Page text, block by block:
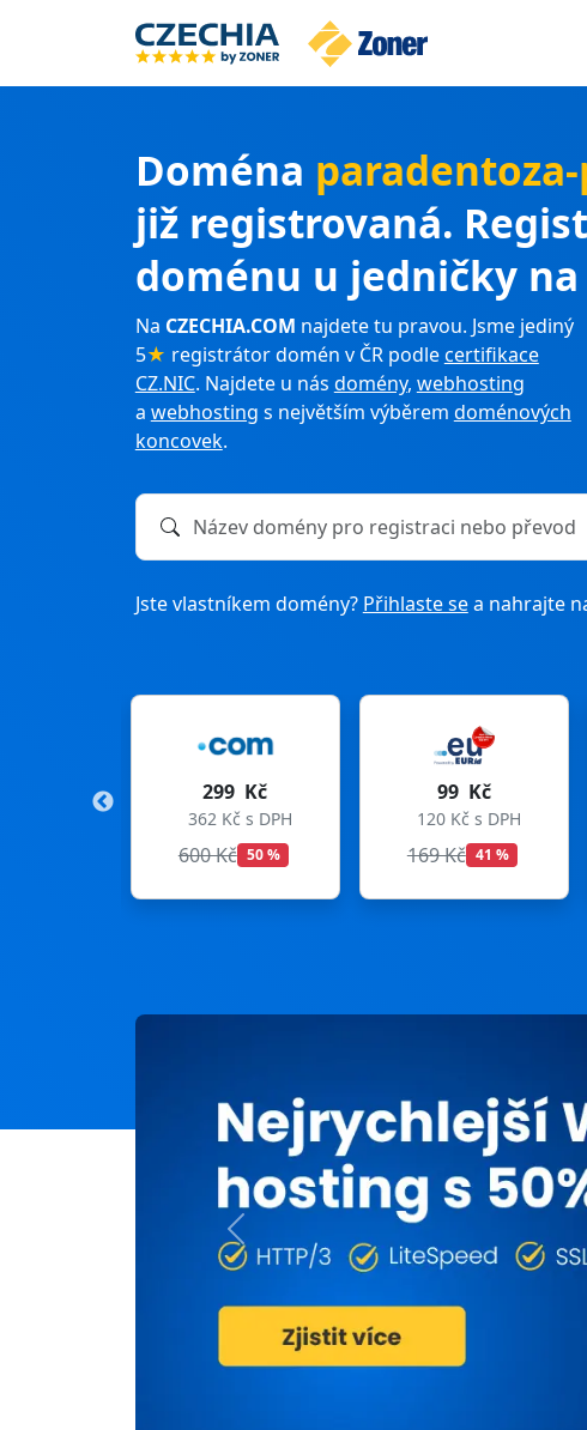
Doména
již registrovaná.
doménu u jedničky
Na CZECHIA.COM najdete tu pravou. Jsme jediný
5★ registrátor domén v ČR podlecertifikace
CZ.NIC. Najdete u nás domény, webhosting
a webhosting s největším výběrem doménových
koncovek.
Název domény k registraci nebo převodu
Jste vlastníkem domény? Přihlaste sea nahrajte
299 Kč
362 Kč s DPH 120 Kč s DPH
169 Kč
333 Kč s DPH
299 Kč
Previous